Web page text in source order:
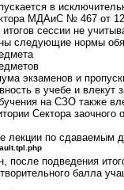
в
МДАиС № 467 от
сессии не
следующие нормы
экзаменов и
в учебе и влекут
на СЗО также
Сектора заочного
лекции по сдаваемым
после подведения
балла